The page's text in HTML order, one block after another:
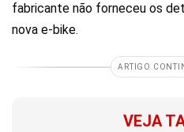
fabricante não forneceu os
nova e-bike.
ARTIGO
VEJA